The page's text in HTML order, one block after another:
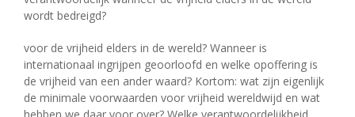
wordt bedreigd?
voor de vrijheid elders in de wereld? Wanneer is
internationaal ingrijpen geoorloofd en welke opoffering is
de vrijheid van een ander waard? Kortom: wat zijn eigenlijk
de minimale voorwaarden voor vrijheid wereldwijd en wat